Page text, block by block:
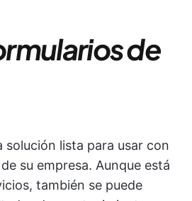
de
lista para usar con
su empresa. Aunque está
también se puede